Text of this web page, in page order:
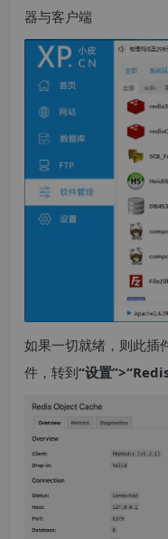
器与客户端
如果一切就绪，则此插
件，转到“设置